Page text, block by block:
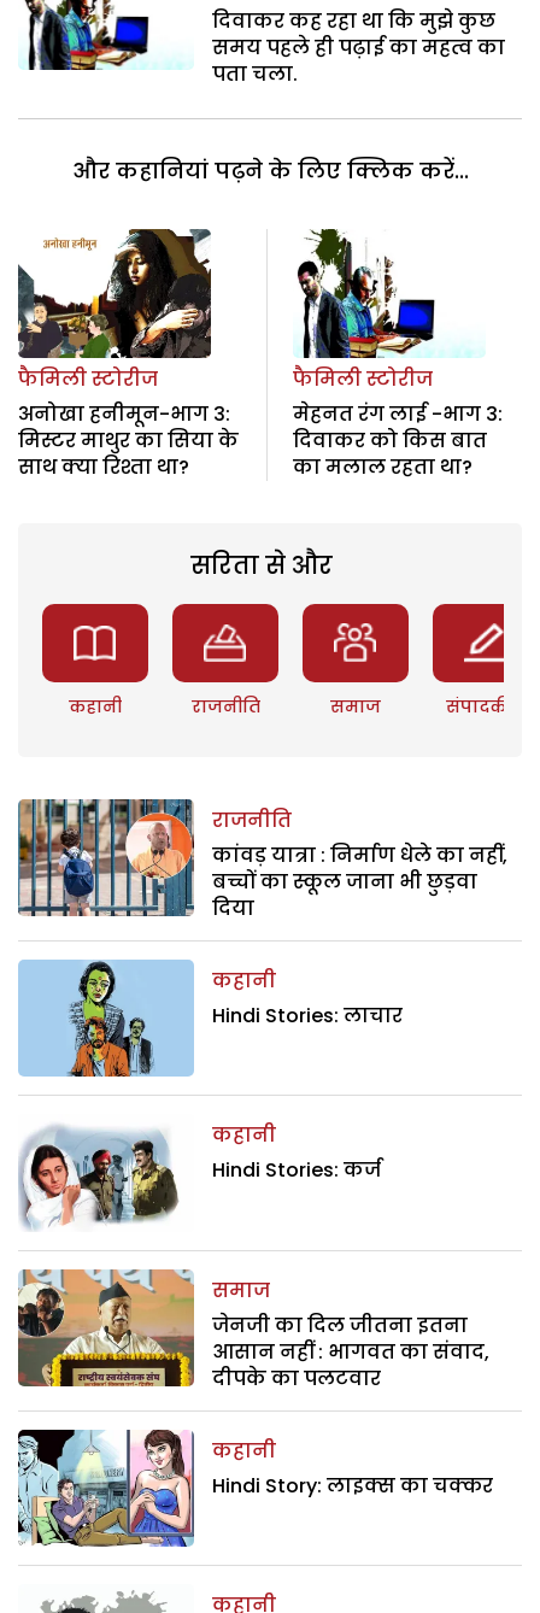
दिवाकर कह रहा था कि मुझे कुछ
समय पहले ही पढ़ाई का महत्व का
पता चला.
और कहानियां पढ़ने के लिए क्लिक करें...
फैमिली स्टोरीज
अनोखा हनीमून-भाग 3:
मिस्टर माथुर का सिया के
साथ क्या रिश्ता था?
फैमिली स्टोरीज
मेहनत रंग लाई -भाग 3:
दिवाकर को किस बात
का मलाल रहता था?
सरिता से और
कहानी राजनीति समाज संपादकीय
राजनीति
कांवड़ यात्रा : निर्माण धेले का नहीं,
बच्चों का स्कूल जाना भी छुड़वा
दिया
कहानी
Hindi Stories: लाचार
कहानी
Hindi Stories: कर्ज
समाज
जेनजी का दिल जीतना इतना
आसान नहीं : भागवत का संवाद,
दीपके का पलटवार
कहानी
Hindi Story: लाइक्स का चक्कर
कहानी